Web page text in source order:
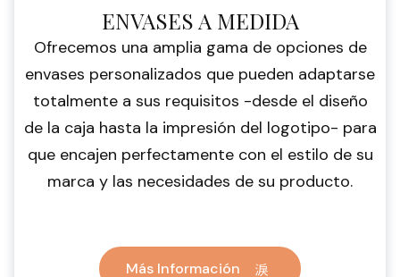
ENVASES A MEDIDA
Ofrecemos una amplia gama de opciones de
envases personalizados que pueden adaptarse
totalmente a sus requisitos -desde el diseño
de la caja hasta la impresión del logotipo- para
que encajen perfectamente con el estilo de su
marca y las necesidades de su producto.
Más Información